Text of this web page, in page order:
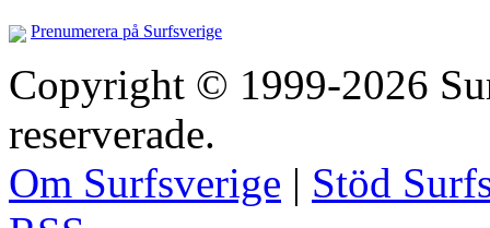
Prenumerera på Surfsverige
Copyright © 1999-2026
reserverade.
Om Surfsverige | Stöd